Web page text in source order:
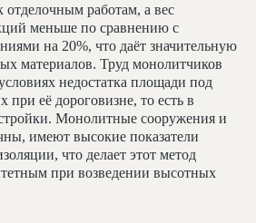
отделочным работам, а вес
меньше по сравнению с
на 20%, что даёт значительную
материалов. Труд монолитчиков
недостатка площади под
при её дороговизне, то есть в
Монолитные сооружения и
имеют высокие показатели
что делает этот метод
при возведении высотных